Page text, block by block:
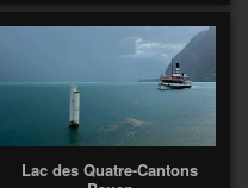
Lac des Quatre-Cantons